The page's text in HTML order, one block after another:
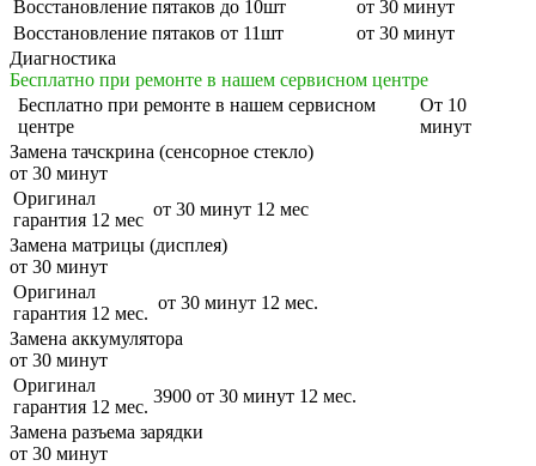
Восстановление пятаков до 10шт
от 30 минут
Восстановление пятаков от 11шт
от 30 минут
Диагностика
Бесплатно при ремонте в нашем сервисном центре
Бесплатно при ремонте в нашем сервисном
центре
От 10
минут
Замена тачскрина (сенсорное стекло)
от 30 минут
Оригинал
гарантия 12 мес
от 30 минут 12 мес
Замена матрицы (дисплея)
от 30 минут
Оригинал
гарантия 12 мес.
от 30 минут 12 мес.
Замена аккумулятора
от 30 минут
Оригинал
гарантия 12 мес.
3900 от 30 минут 12 мес.
Замена разъема зарядки
от 30 минут